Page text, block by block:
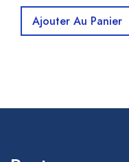
Ajouter Au Panier